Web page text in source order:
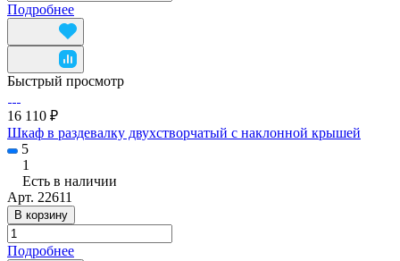
Подробнее
Быстрый просмотр
16 110 ₽
Шкаф в раздевалку двухстворчатый с наклонной крышей
5
1
Есть в наличии
Арт. 22611
В корзину
Подробнее